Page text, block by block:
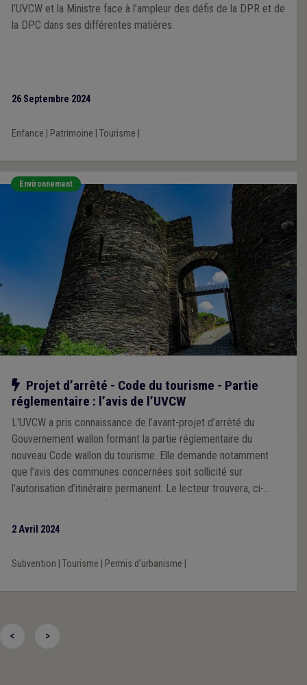
l’UVCW et la Ministre face à l’ampleur des défis de la DPR et de
la DPC dans ses différentes matières.
26 Septembre 2024
Enfance Patrimoine Tourisme
Environnement
Notre action
Projet d’arrêté - Code du tourisme - Partie
réglementaire : l’avis de l’UVCW
L'UVCW a pris connaissance de l’avant-projet d’arrêté du
Gouvernement wallon formant la partie réglementaire du
nouveau Code wallon du tourisme. Elle demande notamment
que l’avis des communes concernées soit sollicité sur
l’autorisation d’itinéraire permanent. Le lecteur trouvera, ci-
après, les remarques formulées par article.
2 Avril 2024
Subvention Tourisme Permis d'urbanisme
< >